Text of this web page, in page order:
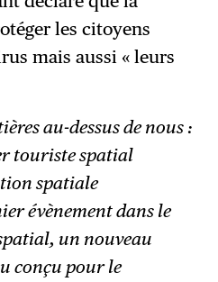
les citoyens
mais aussi « leurs
au-dessus de nous :
touriste spatial
spatiale
évènement dans le
un nouveau
conçu pour le